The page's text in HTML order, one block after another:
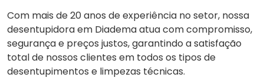
Com mais de 20 anos de experiência no setor, nossa
desentupidora em Diadema atua com compromisso,
segurança e preços justos, garantindo a satisfação
total de nossos clientes em todos os tipos de
desentupimentos e limpezas técnicas.